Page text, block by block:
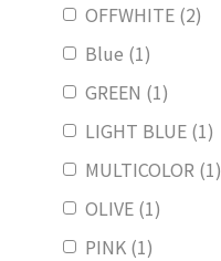
OFFWHITE (2)
Blue (1)
GREEN (1)
LIGHT BLUE (1)
MULTICOLOR (1)
OLIVE (1)
PINK (1)